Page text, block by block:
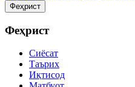
Феҳрист
Феҳрист
Сиёсат
Таърих
Иқтисод